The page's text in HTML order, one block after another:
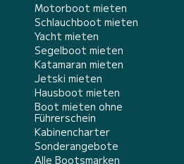
Motorboot mieten
Schlauchboot mieten
Yacht mieten
Segelboot mieten
Katamaran mieten
Jetski mieten
Hausboot mieten
Boot mieten ohne
Führerschein
Kabinencharter
Sonderangebote
Alle Bootsmarken